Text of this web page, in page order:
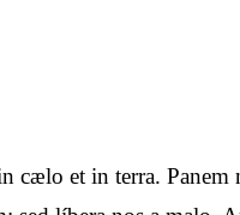
cælo et in terra.